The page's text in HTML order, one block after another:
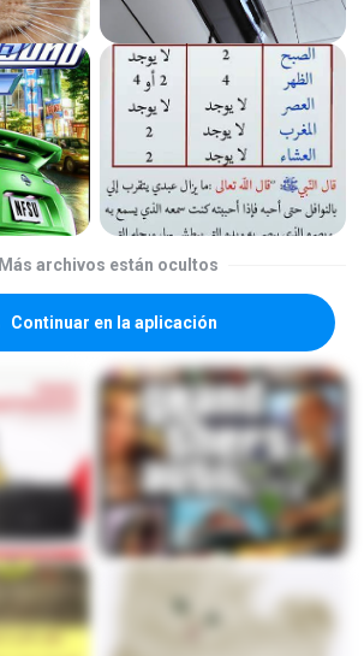
Más archivos están ocultos
Continuar en la aplicación